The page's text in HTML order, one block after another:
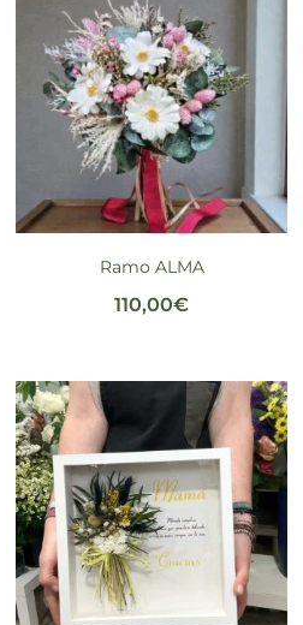
Ramo ALMA
110,00€